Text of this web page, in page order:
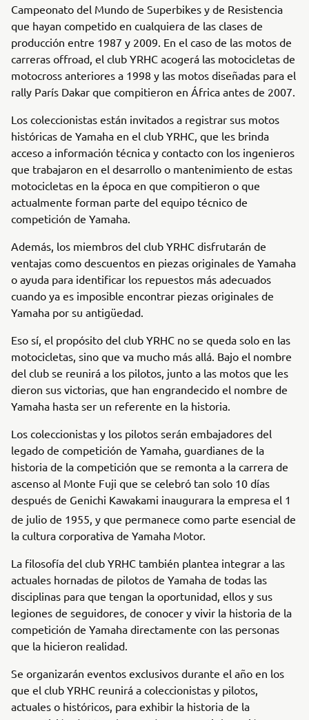
Campeonato del Mundo de Superbikes y de Resistencia
que hayan competido en cualquiera de las clases de
producción entre 1987 y 2009. En el caso de las motos de
carreras offroad, el club YRHC acogerá las motocicletas de
motocross anteriores a 1998 y las motos diseñadas para el
rally París Dakar que compitieron en África antes de 2007.
Los coleccionistas están invitados a registrar sus motos
históricas de Yamaha en el club YRHC, que les brinda
acceso a información técnica y contacto con los ingenieros
que trabajaron en el desarrollo o mantenimiento de estas
motocicletas en la época en que compitieron o que
actualmente forman parte del equipo técnico de
competición de Yamaha.
Además, los miembros del club YRHC disfrutarán de
ventajas como descuentos en piezas originales de Yamaha
o ayuda para identificar los repuestos más adecuados
cuando ya es imposible encontrar piezas originales de
Yamaha por su antigüedad.
Eso sí, el propósito del club YRHC no se queda solo en las
motocicletas, sino que va mucho más allá. Bajo el nombre
del club se reunirá a los pilotos, junto a las motos que les
dieron sus victorias, que han engrandecido el nombre de
Yamaha hasta ser un referente en la historia.
Los coleccionistas y los pilotos serán embajadores del
legado de competición de Yamaha, guardianes de la
historia de la competición que se remonta a la carrera de
ascenso al Monte Fuji que se celebró tan solo 10 días
después de Genichi Kawakami inaugurara la empresa el 1
de julio de 1955, y que permanece como parte esencial de
la cultura corporativa de Yamaha Motor.
La filosofía del club YRHC también plantea integrar a las
actuales hornadas de pilotos de Yamaha de todas las
disciplinas para que tengan la oportunidad, ellos y sus
legiones de seguidores, de conocer y vivir la historia de la
competición de Yamaha directamente con las personas
que la hicieron realidad.
Se organizarán eventos exclusivos durante el año en los
que el club YRHC reunirá a coleccionistas y pilotos,
actuales o históricos, para exhibir la historia de la